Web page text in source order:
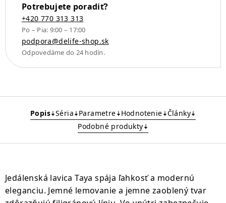
hranatá
grafitová
vrecková
pružina
Potrebujete poradiť?
+420 770 313 313
Po – Pia: 9:00 – 17:00
podpora@delife-shop.sk
Odpovedáme do 24 hodín.
Popis Séria Parametre Hodnotenie Články
Podobné produkty
Jedálenská lavica Taya spája ľahkosť a modernú
eleganciu. Jemné lemovanie a jemne zaoblený tvar